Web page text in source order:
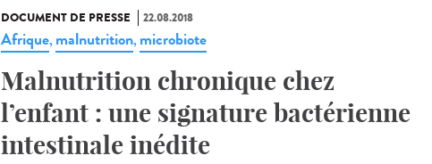
DOCUMENT DE PRESSE 22.08.2018
Afrique, malnutrition, microbiote
Malnutrition chronique chez
l’enfant : une signature bactérienne
intestinale inédite